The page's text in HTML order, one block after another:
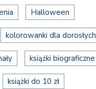
Halloween
kolorowanki dla dorosłych
książki biograficzne
książki do 10 zł